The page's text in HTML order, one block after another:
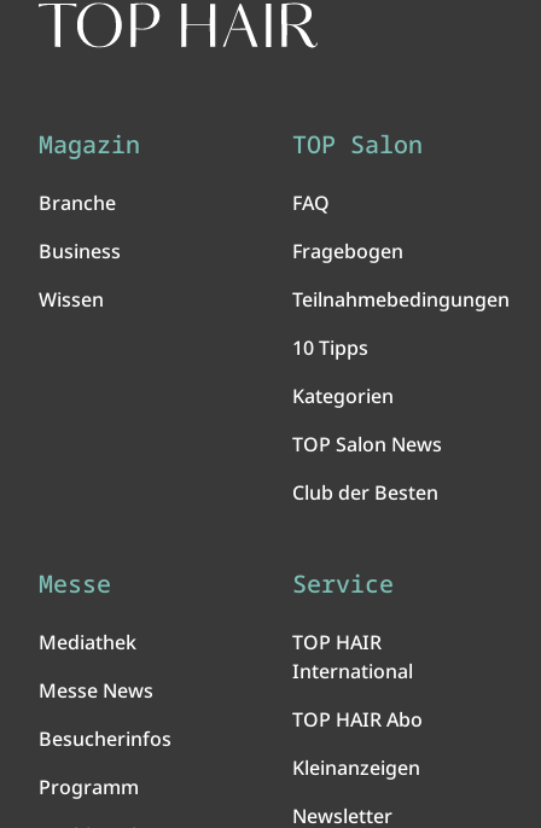
Magazin
Branche
Business
Wissen
TOP Salon
FAQ
Fragebogen
Teilnahmebedingungen
10 Tipps
Kategorien
TOP Salon News
Club der Besten
Messe
Mediathek
Messe News
Besucherinfos
Programm
Service
TOP HAIR
International
TOP HAIR Abo
Kleinanzeigen
Newsletter